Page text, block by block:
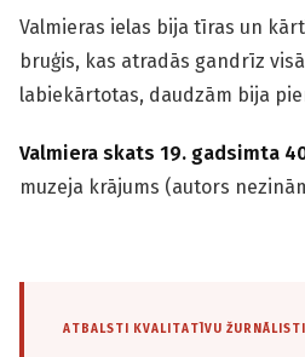
Valmieras ielas bija tīras un
bruģis, kas atradās gandrīz
labiekārtotas, daudzām bija
Valmiera skats 19. gadsimta
muzeja krājums (autors
ATBALSTI KVALITATĪVU